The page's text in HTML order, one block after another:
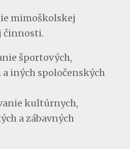
mimoškolskej
činnosti.
športových,
iných spoločenských
kultúrnych,
a zábavných